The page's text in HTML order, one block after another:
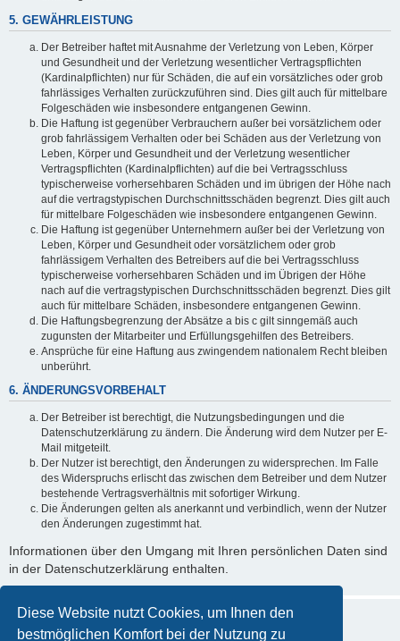
Diese Website nutzt Cookies, um Ihnen den
bestmöglichen Komfort bei der Nutzung zu
5. GEWÄHRLEISTUNG
Der Betreiber haftet mit Ausnahme der Verletzung von Leben, Körper
und Gesundheit und der Verletzung wesentlicher Vertragspflichten
(Kardinalpflichten) nur für Schäden, die auf ein vorsätzliches oder grob
fahrlässiges Verhalten zurückzuführen sind. Dies gilt auch für mittelbare
Folgeschäden wie insbesondere entgangenen Gewinn.
Die Haftung ist gegenüber Verbrauchern außer bei vorsätzlichem oder
grob fahrlässigem Verhalten oder bei Schäden aus der Verletzung von
Leben, Körper und Gesundheit und der Verletzung wesentlicher
Vertragspflichten (Kardinalpflichten) auf die bei Vertragsschluss
typischerweise vorhersehbaren Schäden und im übrigen der Höhe nach
auf die vertragstypischen Durchschnittsschäden begrenzt. Dies gilt auch
für mittelbare Folgeschäden wie insbesondere entgangenen Gewinn.
Die Haftung ist gegenüber Unternehmern außer bei der Verletzung von
Leben, Körper und Gesundheit oder vorsätzlichem oder grob
fahrlässigem Verhalten des Betreibers auf die bei Vertragsschluss
typischerweise vorhersehbaren Schäden und im Übrigen der Höhe
nach auf die vertragstypischen Durchschnittsschäden begrenzt. Dies gilt
auch für mittelbare Schäden, insbesondere entgangenen Gewinn.
Die Haftungsbegrenzung der Absätze a bis c gilt sinngemäß auch
zugunsten der Mitarbeiter und Erfüllungsgehilfen des Betreibers.
Ansprüche für eine Haftung aus zwingendem nationalem Recht bleiben
unberührt.
6. ÄNDERUNGSVORBEHALT
Der Betreiber ist berechtigt, die Nutzungsbedingungen und die
Datenschutzerklärung zu ändern. Die Änderung wird dem Nutzer per E-
Mail mitgeteilt.
Der Nutzer ist berechtigt, den Änderungen zu widersprechen. Im Falle
des Widerspruchs erlischt das zwischen dem Betreiber und dem Nutzer
bestehende Vertragsverhältnis mit sofortiger Wirkung.
Die Änderungen gelten als anerkannt und verbindlich, wenn der Nutzer
den Änderungen zugestimmt hat.
Informationen über den Umgang mit Ihren persönlichen Daten sind
in der Datenschutzerklärung enthalten.